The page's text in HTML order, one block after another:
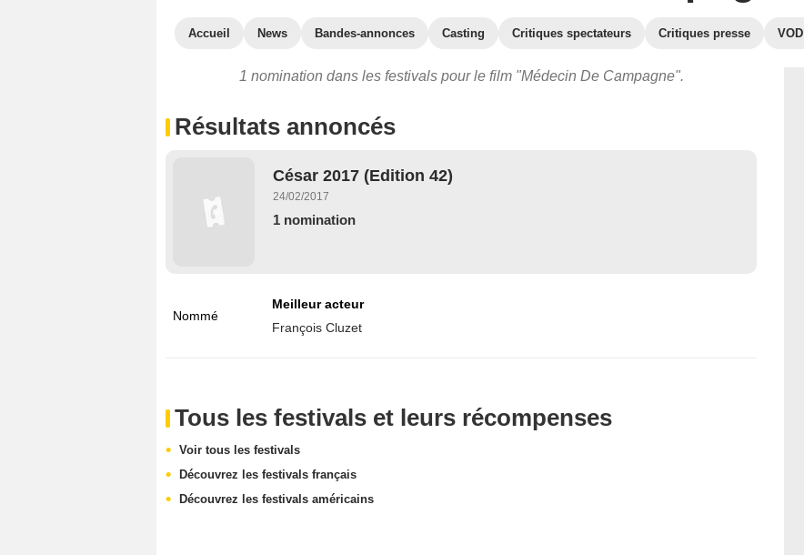
Accueil News Bandes-annonces Casting Critiques spectateurs Critiques presse VOD
1 nomination dans les festivals pour le film "Médecin De Campagne".
Résultats annoncés
César 2017 (Edition 42)
24/02/2017
1 nomination
Nommé
Meilleur acteur
François Cluzet
Tous les festivals et leurs récompenses
Voir tous les festivals
Découvrez les festivals français
Découvrez les festivals américains